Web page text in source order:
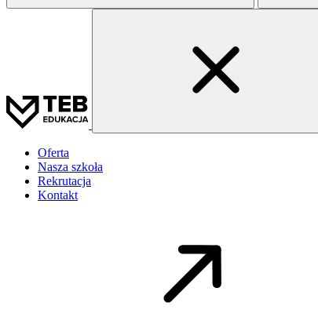
Oferta
Nasza szkoła
Rekrutacja
Kontakt